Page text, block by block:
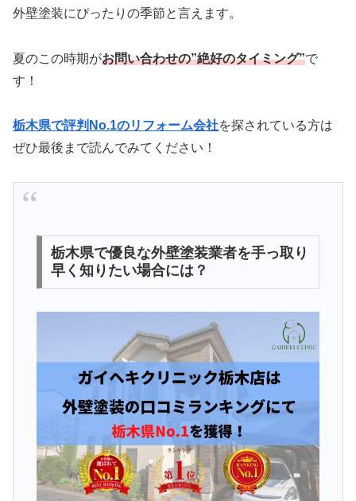
外壁塗装にぴったりの季節と言えます。
夏のこの時期がお問い合わせの”絶好のタイミング”で
す！
栃木県で評判No.1のリフォーム会社を探されている方は
ぜひ最後まで読んでみてください！
栃木県で優良な外壁塗装業者を手っ取り
早く知りたい場合には？